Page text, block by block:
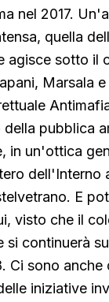
nel 2017.
quella
agisce sotto il
Marsala
pubblica
in un'ottica
dell'Interno
E
visto che il
si continuerà
Ci sono
iniziative